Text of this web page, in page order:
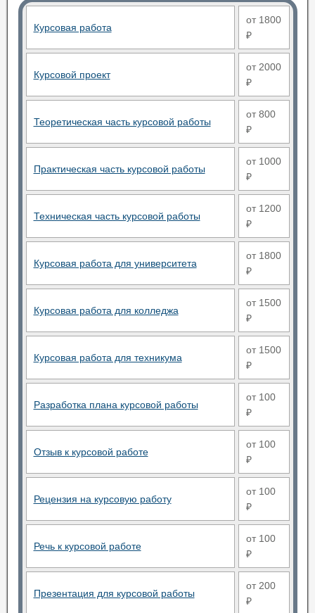
Курсовая работа
от 1800
₽
Курсовой проект
от 2000
₽
Теоретическая часть курсовой работы
от 800
₽
Практическая часть курсовой работы
от 1000
₽
Техническая часть курсовой работы
от 1200
₽
Курсовая работа для университета
от 1800
₽
Курсовая работа для колледжа
от 1500
₽
Курсовая работа для техникума
от 1500
₽
Разработка плана курсовой работы
от 100
₽
Отзыв к курсовой работе
от 100
₽
Рецензия на курсовую работу
от 100
₽
Речь к курсовой работе
от 100
₽
Презентация для курсовой работы
от 200
₽